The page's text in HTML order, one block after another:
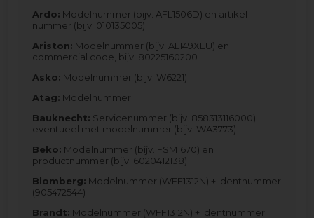
Ardo: Modelnummer (bijv. AFL1506D) en artikel
nummer (bijv. 010135005)
Ariston: Modelnummer (bijv. AL149XEU) en
commercial code, bijv. 80225160200
Asko: Modelnummer (bijv. W6221)
Atag: Modelnummer.
Bauknecht: Servicenummer (bijv. 858313116000)
eventueel met modelnummer (bijv. WA3773)
Beko: Modelnummer (bijv. FSM1670) en
productnummer (bijv. 6020412138)
Blomberg: Modelnummer (WFF1312N) + Identnummer
(905472544)
Brandt: Modelnummer (WFF1312N) + Identnummer